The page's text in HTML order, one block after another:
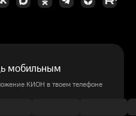
мобильным
КИОН в твоем телефоне